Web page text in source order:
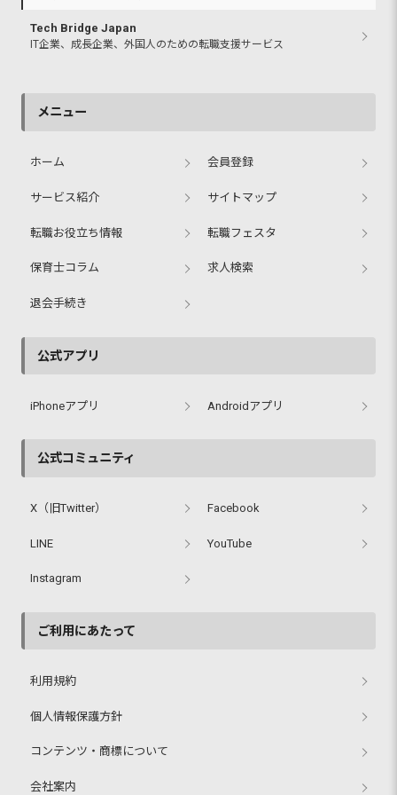
Tech Bridge Japan
IT企業、成長企業、外国人のための転職支援サービス
メニュー
ホーム 会員登録
サービス紹介 サイトマップ
転職お役立ち情報 転職フェスタ
保育士コラム 求人検索
退会手続き
公式アプリ
iPhoneアプリ Androidアプリ
公式コミュニティ
X（旧Twitter） Facebook
LINE YouTube
Instagram
ご利用にあたって
利用規約
個人情報保護方針
コンテンツ・商標について
会社案内